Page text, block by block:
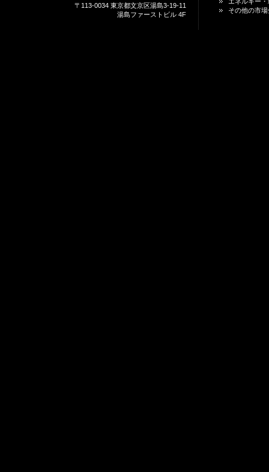
〒113-0034 東京都文京区湯島3-19-11
湯島ファーストビル 4F
その他の市